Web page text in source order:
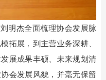
杰全面梳理协会发展脉
拓展，到主营业务深耕、
展成果丰硕、未来规划清
会发展风貌，并毫无保留